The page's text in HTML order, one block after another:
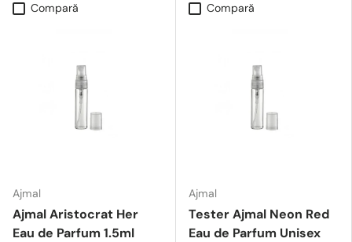
Compară
Ajmal
Ajmal Aristocrat Her
Eau de Parfum 1.5ml
Compară
Ajmal
Tester Ajmal Neon Red
Eau de Parfum Unisex